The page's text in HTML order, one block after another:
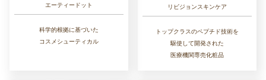
エーティードット
科学的根拠に基づいた
コスメシューティカル
リビジョンスキンケア
トップクラスのペプチド技術を
駆使して開発された
医療機関専売化粧品